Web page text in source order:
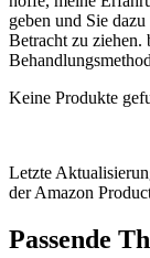
geben und Sie
Betracht zu
Keine Produkte
Letzte
der Amazon
Passende